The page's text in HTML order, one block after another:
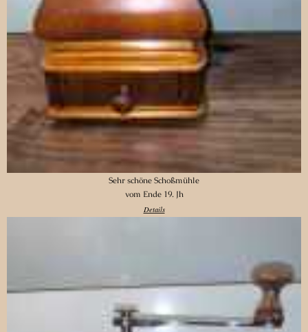
Sehr schöne Schoßmühle
vom Ende 19. Jh
Details